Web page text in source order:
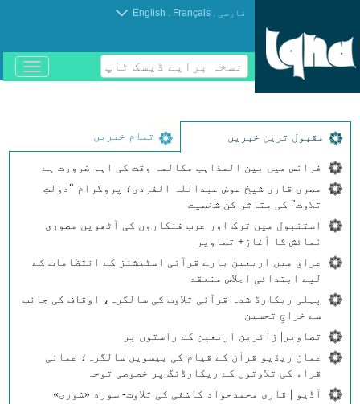
فارسی .
Français
.
English
نسخہ برایے ڈیسک ٹاپ
باز
و
مقبول ترین خبریں تمام خبریں
فرانس میں بین المذاہب مکالمہ وقت کی اہم ضرورت ہے
مصری قاری شیخ عوض عبداللہ الفردی؛ پروگرام "دولتِ
تلاوت" کی متاثر کن شخصیت
استنبول میں ترک اور عرب فنکاروں کی آٹھویں مصوری
نمائش کا آغاز+ تصاویر
عراق میں اربعین بارے قرآنی اسٹیشنز کے انتظامات کے
لیے ابتدائی اجلاس منعقد
پہلی ریکارڈ شدہ قرآنی تلاوت کی سالگرہ، اوقاف کی جانب
سے خراجِ تحسین
تصاویر| زائرین اربعین کے راستوں پر
عمان ریڈیو قرآن کے قیام کی بیسویں سالگرہ؛ عمانی
قراء کی تلاوتوں کے ریکارڈنگ پر خصوصی توجہ
آڈیو | قاری محمدجواد کاشفی کی تلاوت- سوره‌‌ «شوری»